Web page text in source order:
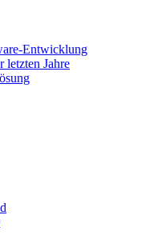
Entwicklung
letzten Jahre